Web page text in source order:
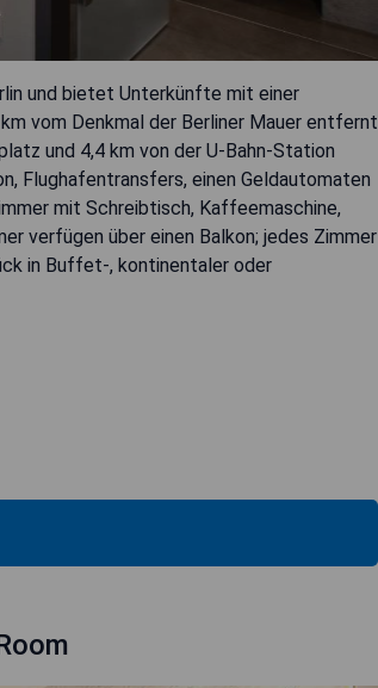
und bietet Unterkünfte mit einer
vom Denkmal der Berliner Mauer entfernt
und 4,4 km von der U-Bahn-Station
Flughafentransfers, einen Geldautomaten
mit Schreibtisch, Kaffeemaschine,
verfügen über einen Balkon; jedes Zimmer
in Buffet-, kontinentaler oder